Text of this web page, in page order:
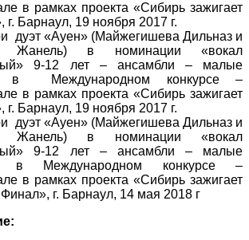
в рамках проекта «Сибирь зажигает
г. Барнаул, 19 ноября 2017 г.
дуэт «Ауен» (Майжегишева Дильназ и
Жанель) в номинации «вокал
9-12 лет – ансамбли – малые
в Международном конкурсе –
в рамках проекта «Сибирь зажигает
г. Барнаул, 19 ноября 2017 г.
дуэт «Ауен» (Майжегишева Дильназ и
Жанель) в номинации «вокал
9-12 лет – ансамбли – малые
в Международном конкурсе –
в рамках проекта «Сибирь зажигает
г. Барнаул, 14 мая 2018 г